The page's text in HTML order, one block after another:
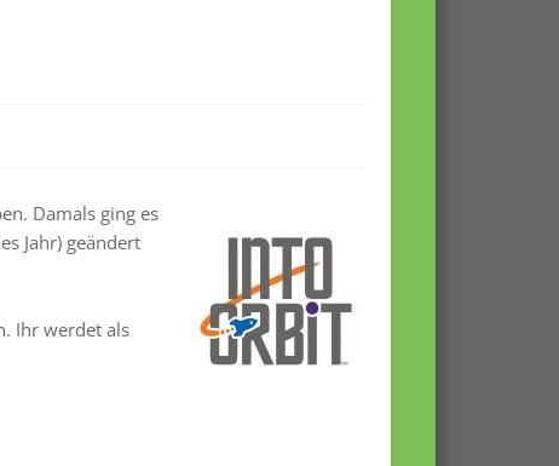
Damals ging es
Jahr) geändert
Ihr werdet als